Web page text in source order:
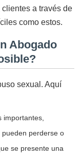
a través de
como estos.
Abogado
sexual. Aquí
importantes,
perderse o
se presente una